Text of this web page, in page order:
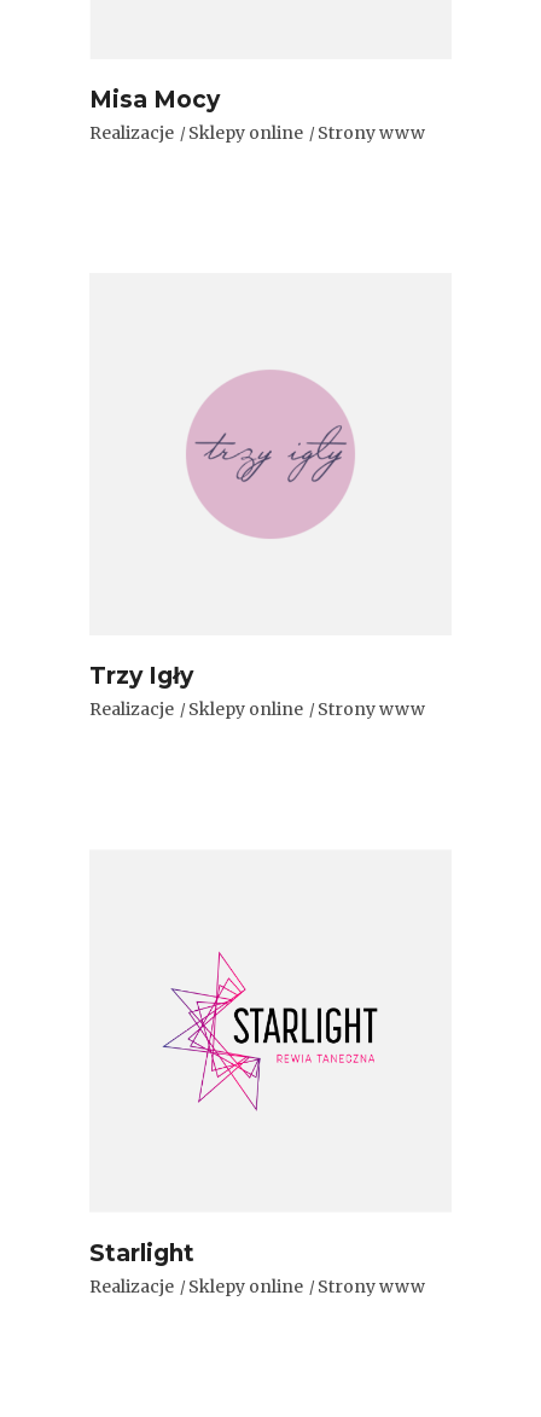
Misa Mocy
Realizacje Sklepy online Strony www
Trzy Igły
Realizacje Sklepy online Strony www
Starlight
Realizacje Sklepy online Strony www